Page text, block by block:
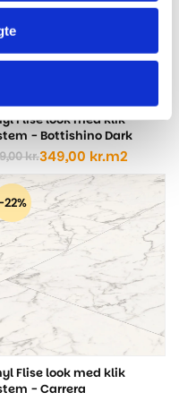
Flise look med klik
- Bottishino Dark
kr.
kr..
349,00 kr.
kr..
m2
22%
Flise look med klik
- Carrera